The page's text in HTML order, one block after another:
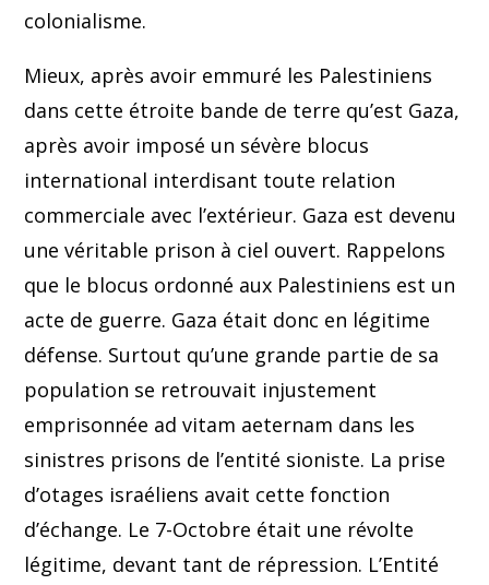
colonialisme.
Mieux, après avoir emmuré les Palestiniens
dans cette étroite bande de terre qu’est Gaza,
après avoir imposé un sévère blocus
international interdisant toute relation
commerciale avec l’extérieur. Gaza est devenu
une véritable prison à ciel ouvert. Rappelons
que le blocus ordonné aux Palestiniens est un
acte de guerre. Gaza était donc en légitime
défense. Surtout qu’une grande partie de sa
population se retrouvait injustement
emprisonnée ad vitam aeternam dans les
sinistres prisons de l’entité sioniste. La prise
d’otages israéliens avait cette fonction
d’échange. Le 7-Octobre était une révolte
légitime, devant tant de répression. L’Entité